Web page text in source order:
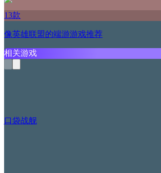
13款
像英雄联盟的端游游戏推荐
相关游戏
口袋战舰